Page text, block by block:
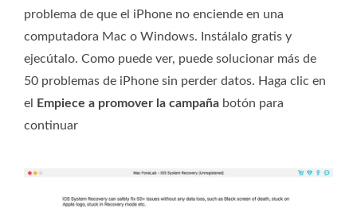
problema de que el iPhone no enciende en una
computadora Mac o Windows. Instálalo gratis y
ejecútalo. Como puede ver, puede solucionar más de
50 problemas de iPhone sin perder datos. Haga clic en
el
Empiece a promover la campaña botón para
continuar